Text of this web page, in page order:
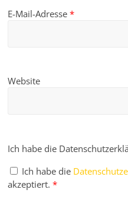
E-Mail-Adresse*
Website
Ich habe die
Ich habe die
akzeptiert. *